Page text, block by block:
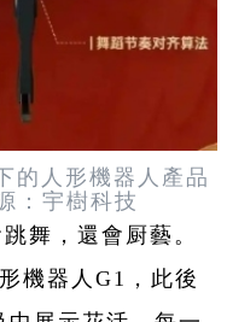
的人形機器人產品
：宇樹科技
舞，還會厨藝。
機器人G1，此後